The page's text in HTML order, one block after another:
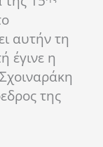
αυτήν τη
έγινε η
της